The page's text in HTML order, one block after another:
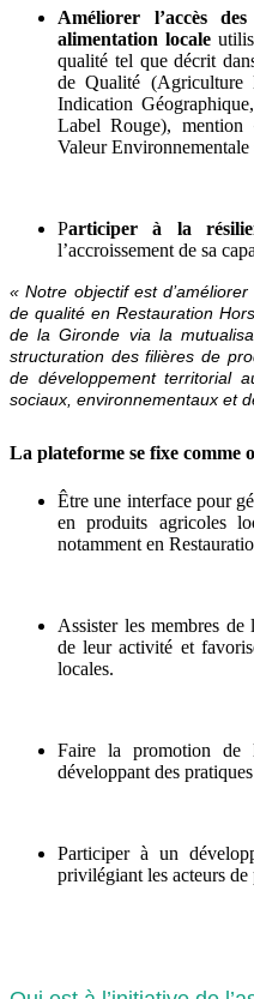
Améliorer l’accès
alimentation locale
qualité tel que décrit
de Qualité (Agriculture
Indication
Label Rouge), mention
Valeur
Participer à la
l’accroissement de sa
« Notre objectif est
de qualité en Restauration
de la Gironde via la
structuration des filières de
de développement territorial
sociaux, environnementaux et
La plateforme se fixe comme
Être une interface pour
en produits agricoles
notamment en
Assister les membres de
de leur activité et
locales.
Faire la promotion de
développant des
Participer à un
privilégiant les acteurs de